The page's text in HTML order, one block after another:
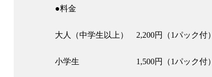
●料金
大人（中学生以上） 2,200円（1パック付）
小学生 1,500円（1パック付）